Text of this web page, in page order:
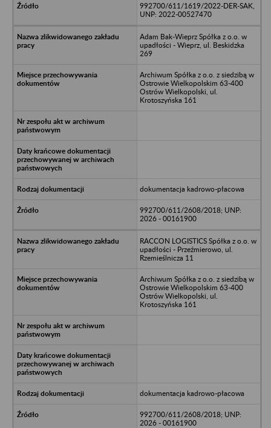
992700/611/1619/2022-DER-SAK,
UNP: 2022-00527470
Adam Bak-Wieprz Spółka z o.o. w
upadłości - Wieprz, ul. Beskidzka
269
Archiwum Spółka z o.o. z siedzibą w
Ostrowie Wielkopolskim 63-400
Ostrów Wielkopolski, ul.
Krotoszyńska 161
dokumentacja kadrowo-płacowa
992700/611/2608/2018; UNP:
2026 - 00161900
RACCON LOGISTICS Spółka z o.o. w
upadłości - Przeźmierowo, ul.
Rzemieślnicza 11
Archiwum Spółka z o.o. z siedzibą w
Ostrowie Wielkopolskim 63-400
Ostrów Wielkopolski, ul.
Krotoszyńska 161
dokumentacja kadrowo-płacowa
992700/611/2608/2018; UNP:
2026 - 00161900